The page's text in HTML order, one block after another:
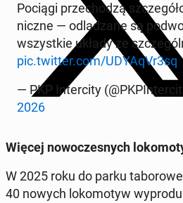
Pociągi prze­cho­dzą
nicz­ne — od­la­dza­ne są
wszyst­kie układy ze
pic.twitter.com/UDYAqVr3sq
— PKP In­ter­ci­ty
2026
Więcej no­wo­cze­snych
W 2025 roku do parku
40 nowych lo­ko­mo­tyw